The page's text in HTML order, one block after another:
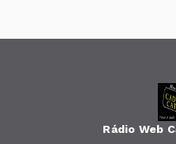
Rádio Web